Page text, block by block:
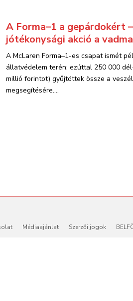
A Forma–1 a gepárdokért
jótékonysági akció a
A McLaren Forma–1-es csapat ismét
állatvédelem terén: ezúttal 250 000
millió forintot) gyűjtöttek össze a
megsegítésére....
Médiaajánlat Szerzői jogok